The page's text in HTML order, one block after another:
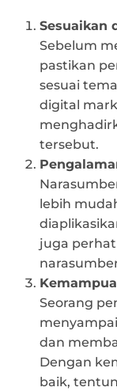
Sesuaikan
Sebelum
pastikan
sesuai
digital
tersebut.
lebih
juga
Seorang
dan
Dengan
baik,